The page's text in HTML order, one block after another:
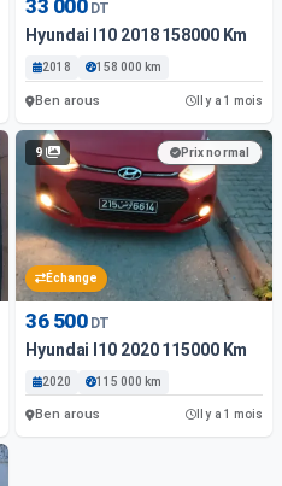
33 000 DT
Hyundai I10 2018 158000 Km
2018 158 000 km
Ben arous Il y a 1 mois
9
Échange
Prix normal
36 500 DT
Hyundai I10 2020 115000 Km
2020 115 000 km
Ben arous Il y a 1 mois